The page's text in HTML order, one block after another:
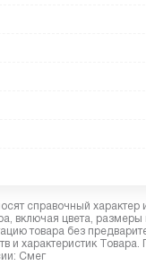
справочный характер
включая цвета,
товара без
и характеристик
Смег